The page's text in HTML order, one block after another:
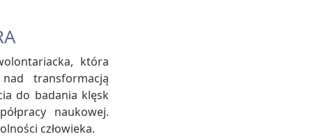
która
transformacją
do badania klęsk
naukowej.
człowieka.